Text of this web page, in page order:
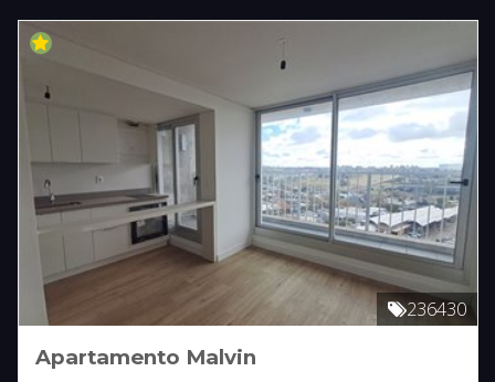
236430
Apartamento Malvin